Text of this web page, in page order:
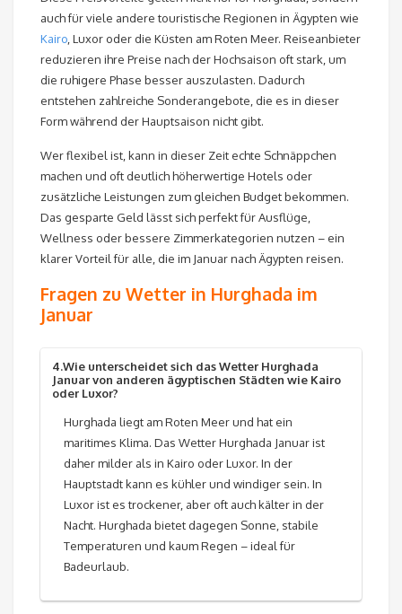
auch für viele andere touristische Regionen in Ägypten wie
Kairo, Luxor oder die Küsten am Roten Meer. Reiseanbieter
reduzieren ihre Preise nach der Hochsaison oft stark, um
die ruhigere Phase besser auszulasten. Dadurch
entstehen zahlreiche Sonderangebote, die es in dieser
Form während der Hauptsaison nicht gibt.
Wer flexibel ist, kann in dieser Zeit echte Schnäppchen
machen und oft deutlich höherwertige Hotels oder
zusätzliche Leistungen zum gleichen Budget bekommen.
Das gesparte Geld lässt sich perfekt für Ausflüge,
Wellness oder bessere Zimmerkategorien nutzen – ein
klarer Vorteil für alle, die im Januar nach Ägypten reisen.
Fragen zu Wetter in Hurghada im
Januar
4.Wie unterscheidet sich das Wetter Hurghada
Januar von anderen ägyptischen Städten wie Kairo
oder Luxor?
Hurghada liegt am Roten Meer und hat ein
maritimes Klima. Das Wetter Hurghada Januar ist
daher milder als in Kairo oder Luxor. In der
Hauptstadt kann es kühler und windiger sein. In
Luxor ist es trockener, aber oft auch kälter in der
Nacht. Hurghada bietet dagegen Sonne, stabile
Temperaturen und kaum Regen – ideal für
Badeurlaub.